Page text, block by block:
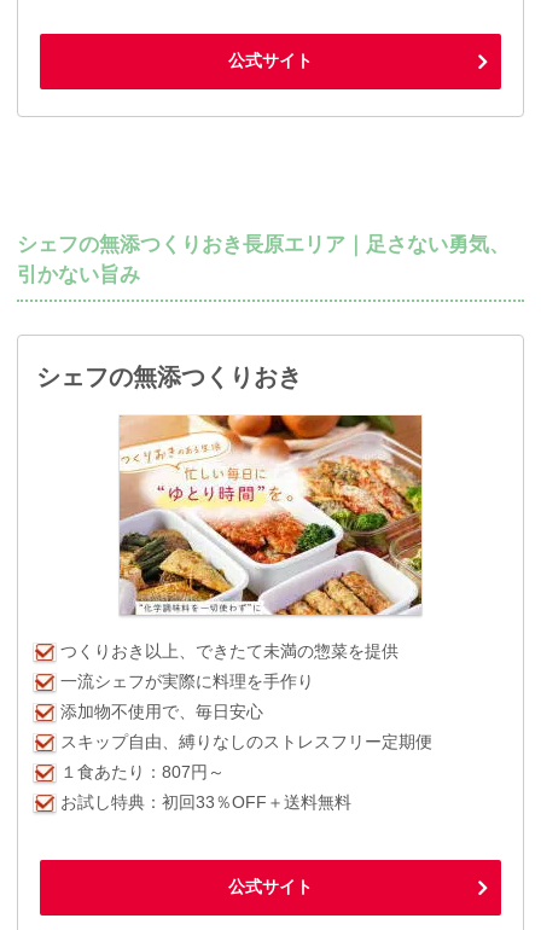
公式サイト
シェフの無添つくりおき長原エリア｜足さない勇気、
引かない旨み
シェフの無添つくりおき
つくりおき以上、できたて未満の惣菜を提供
一流シェフが実際に料理を手作り
添加物不使用で、毎日安心
スキップ自由、縛りなしのストレスフリー定期便
１食あたり：807円～
お試し特典：初回33％OFF＋送料無料
公式サイト